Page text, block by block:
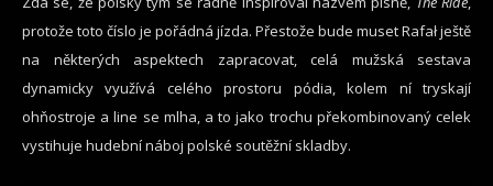
protože toto číslo je pořádná jízda. Přestože bude muset Rafał ještě
na některých aspektech zapracovat, celá mužská sestava
dynamicky využívá celého prostoru pódia, kolem ní tryskají
ohňostroje a line se mlha, a to jako trochu překombinovaný celek
vystihuje hudební náboj polské soutěžní skladby.